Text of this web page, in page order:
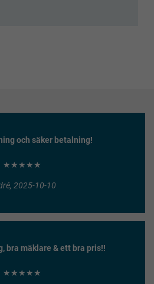
och säker betalning!
★★★★★
2025-10-10
bra mäklare & ett bra pris!!
★★★★★